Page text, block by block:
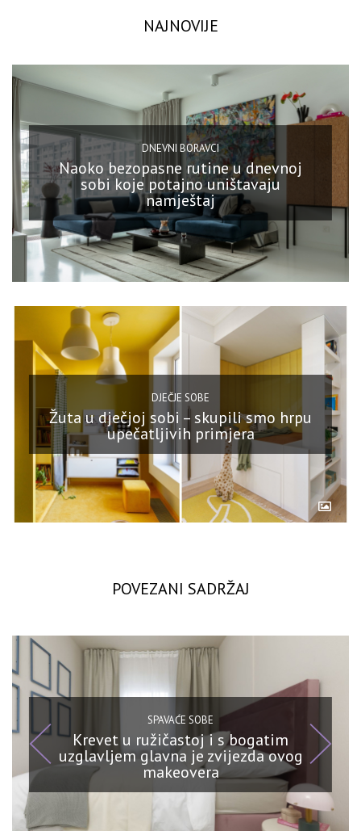
NAJNOVIJE
DNEVNI BORAVCI
Naoko bezopasne rutine u dnevnoj
sobi koje potajno uništavaju
namještaj
DJEČJE SOBE
Žuta u dječjoj sobi – skupili smo hrpu
upečatljivih primjera
POVEZANI SADRŽAJ
SPAVAĆE SOBE
Krevet u ružičastoj i s bogatim
uzglavljem glavna je zvijezda ovog
makeovera